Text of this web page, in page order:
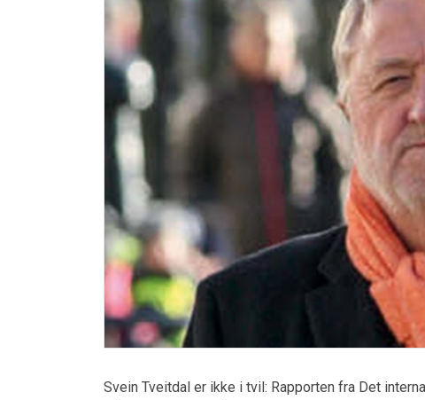
Svein Tveitdal er ikke i tvil: Rapporten fra Det